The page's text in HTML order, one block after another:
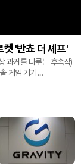
켓 '반쵸 더 셰프'
과거를 다루는 후속작)
게임 기기